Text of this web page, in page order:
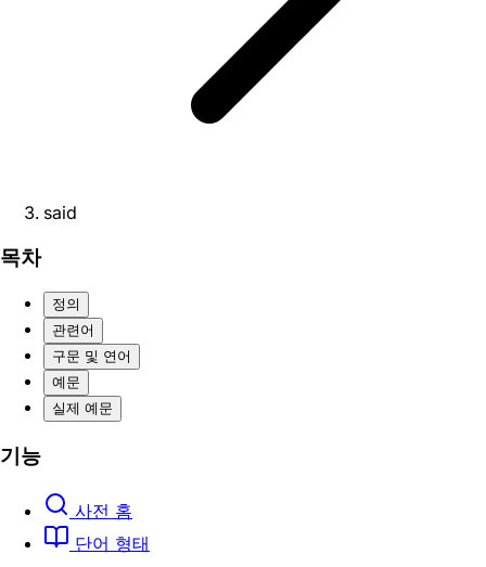
said
목차
정의
관련어
구문 및 연어
예문
실제 예문
기능
사전 홈
단어 형태